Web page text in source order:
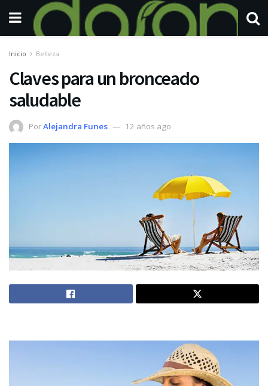
Inicio Belleza
Claves para un bronceado
saludable
PorAlejandra Funes 12 años ago